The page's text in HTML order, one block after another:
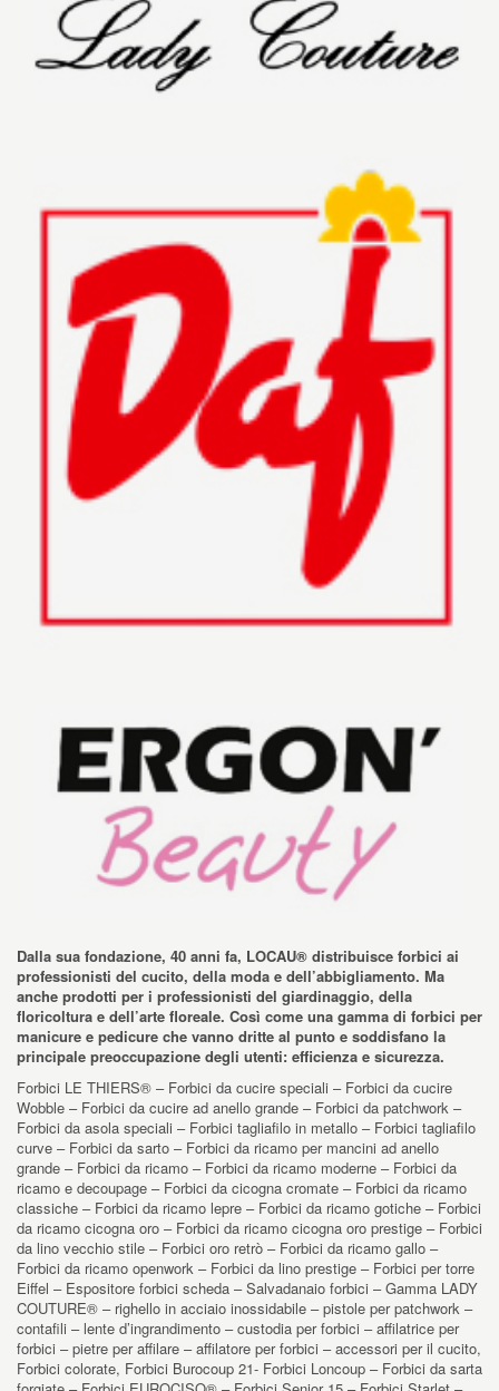
Dalla sua fondazione, 40 anni fa, LOCAU® distribuisce forbici ai
professionisti del cucito, della moda e dell’abbigliamento. Ma
anche prodotti per i professionisti del giardinaggio, della
floricoltura e dell’arte floreale. Così come una gamma di forbici per
manicure e pedicure che vanno dritte al punto e soddisfano la
principale preoccupazione degli utenti: efficienza e sicurezza.
Forbici LE THIERS® – Forbici da cucire speciali – Forbici da cucire
Wobble – Forbici da cucire ad anello grande – Forbici da patchwork –
Forbici da asola speciali – Forbici tagliafilo in metallo – Forbici tagliafilo
curve – Forbici da sarto – Forbici da ricamo per mancini ad anello
grande – Forbici da ricamo – Forbici da ricamo moderne – Forbici da
ricamo e decoupage – Forbici da cicogna cromate – Forbici da ricamo
classiche – Forbici da ricamo lepre – Forbici da ricamo gotiche – Forbici
da ricamo cicogna oro – Forbici da ricamo cicogna oro prestige – Forbici
da lino vecchio stile – Forbici oro retrò – Forbici da ricamo gallo –
Forbici da ricamo openwork – Forbici da lino prestige – Forbici per torre
Eiffel – Espositore forbici scheda – Salvadanaio forbici – Gamma LADY
COUTURE® – righello in acciaio inossidabile – pistole per patchwork –
contafili – lente d’ingrandimento – custodia per forbici – affilatrice per
forbici – pietre per affilare – affilatore per forbici – accessori per il cucito,
Forbici colorate, Forbici Burocoup 21- Forbici Loncoup – Forbici da sarta